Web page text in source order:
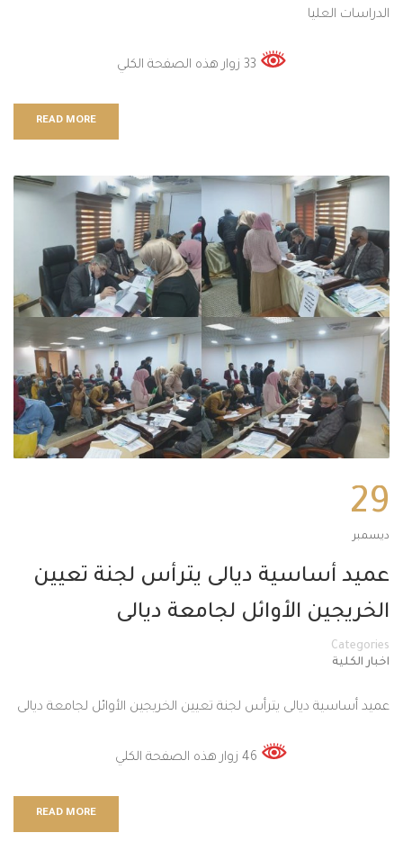
الدراسات العليا
READ MORE
29
ديسمبر
عميد أساسية ديالى يترأس لجنة تعيين
الخريجين الأوائل لجامعة ديالى
Categories
اخبار الكلية
عميد أساسية ديالى يترأس لجنة تعيين الخريجين الأوائل لجامعة ديالى
READ MORE